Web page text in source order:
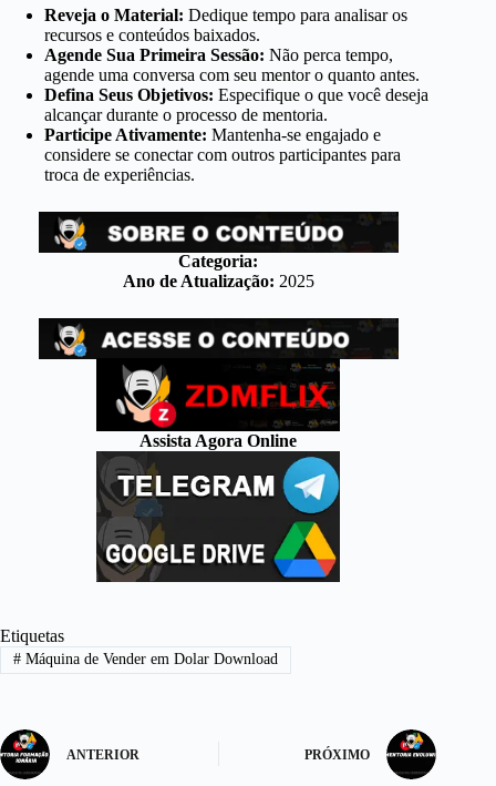
Reveja o Material: Dedique tempo para analisar os
recursos e conteúdos baixados.
Agende Sua Primeira Sessão: Não perca tempo,
agende uma conversa com seu mentor o quanto antes.
Defina Seus Objetivos: Especifique o que você deseja
alcançar durante o processo de mentoria.
Participe Ativamente: Mantenha-se engajado e
considere se conectar com outros participantes para
troca de experiências.
Categoria:
Ano de Atualização: 2025
Assista Agora Online
Etiquetas
#Máquina de Vender em Dolar Download
ANTERIOR PRÓXIMO